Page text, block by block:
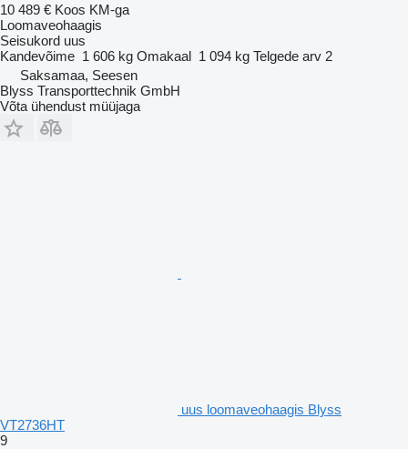
10 489 € Koos KM-ga
Loomaveohaagis
Seisukord uus
Kandevõime 1 606 kg Omakaal 1 094 kg Telgede arv 2
Saksamaa, Seesen
Blyss Transporttechnik GmbH
Võta ühendust müüjaga
uus loomaveohaagis Blyss
VT2736HT
9